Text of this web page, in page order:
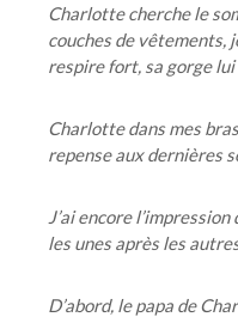
Charlotte cherche le
couches de vêtements,
respire fort, sa gorge
Charlotte dans mes
repense aux dernières
J’ai encore
les unes après les
D’abord, le papa de